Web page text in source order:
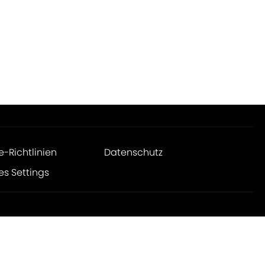
Richtlinien
Datenschutz
Settings